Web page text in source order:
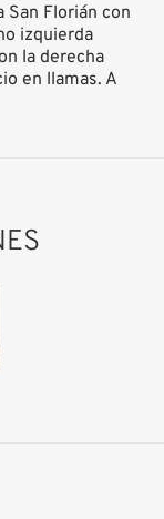
San Florián con
izquierda
la derecha
en llamas. A